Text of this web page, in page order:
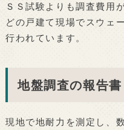
ＳＳ試験よりも調査費用
どの戸建て現場でスウェ
行われています。
地盤調査の報告書
現地で地耐力を測定し、